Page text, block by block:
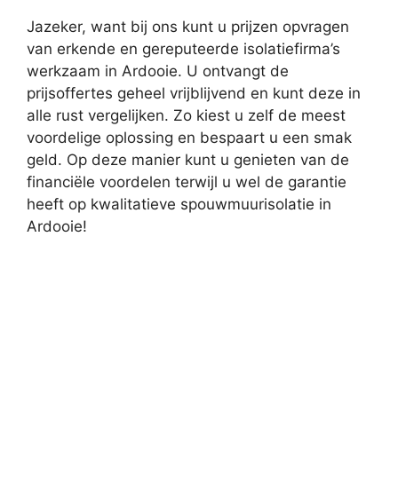
Jazeker, want bij ons kunt u prijzen opvragen
van erkende en gereputeerde isolatiefirma’s
werkzaam in Ardooie. U ontvangt de
prijsoffertes geheel vrijblijvend en kunt deze in
alle rust vergelijken. Zo kiest u zelf de meest
voordelige oplossing en bespaart u een smak
geld. Op deze manier kunt u genieten van de
financiële voordelen terwijl u wel de garantie
heeft op kwalitatieve spouwmuurisolatie in
Ardooie!